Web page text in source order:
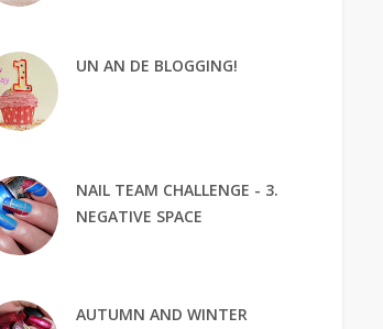
UN AN DE BLOGGING!
NAIL TEAM CHALLENGE - 3.
NEGATIVE SPACE
AUTUMN AND WINTER